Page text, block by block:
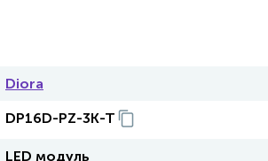
Diora
DP16D-PZ-3K-T
LED модуль